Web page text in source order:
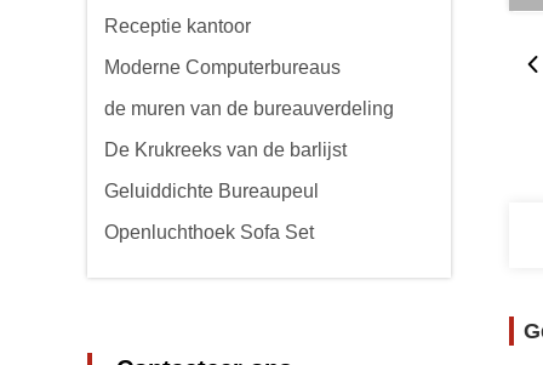
Receptie kantoor
Moderne Computerbureaus
de muren van de bureauverdeling
De Krukreeks van de barlijst
Geluiddichte Bureaupeul
Openluchthoek Sofa Set